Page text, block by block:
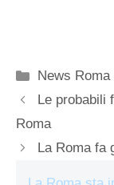
Categorie
News Roma
Le probabili
Roma
La Roma fa